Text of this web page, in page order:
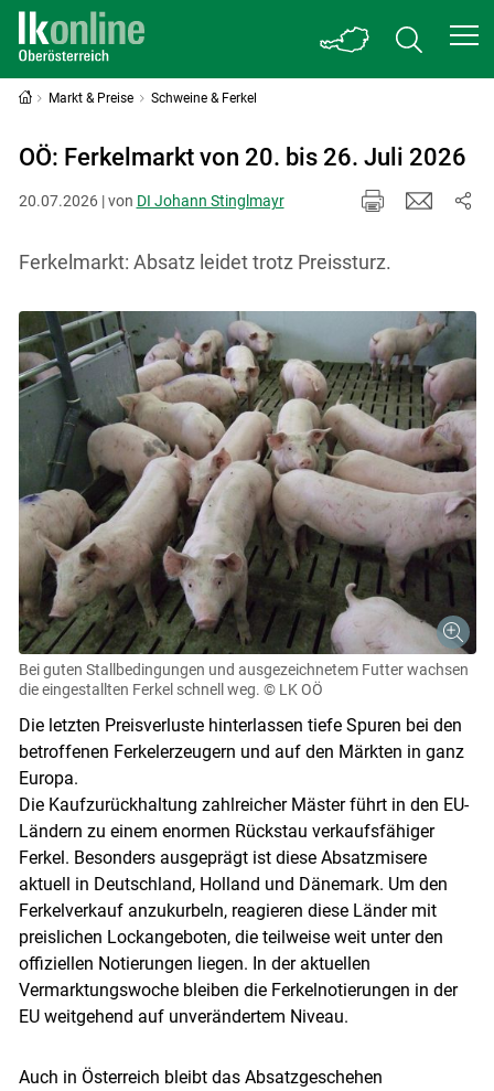
Markt & Preise Schweine & Ferkel
OÖ: Ferkelmarkt von 20. bis 26. Juli 2026
20.07.2026 | von DI Johann Stinglmayr
Ferkelmarkt: Absatz leidet trotz Preissturz.
Bei guten Stallbedingungen und ausgezeichnetem Futter wachsen
die eingestallten Ferkel schnell weg. © LK OÖ
Die letzten Preisverluste hinterlassen tiefe Spuren bei den
betroffenen Ferkelerzeugern und auf den Märkten in ganz
Europa.
Die Kaufzurückhaltung zahlreicher Mäster führt in den EU-
Ländern zu einem enormen Rückstau verkaufsfähiger
Ferkel. Besonders ausgeprägt ist diese Absatzmisere
aktuell in Deutschland, Holland und Dänemark. Um den
Ferkelverkauf anzukurbeln, reagieren diese Länder mit
preislichen Lockangeboten, die teilweise weit unter den
offiziellen Notierungen liegen. In der aktuellen
Vermarktungswoche bleiben die Ferkelnotierungen in der
EU weitgehend auf unverändertem Niveau.
Auch in Österreich bleibt das Absatzgeschehen